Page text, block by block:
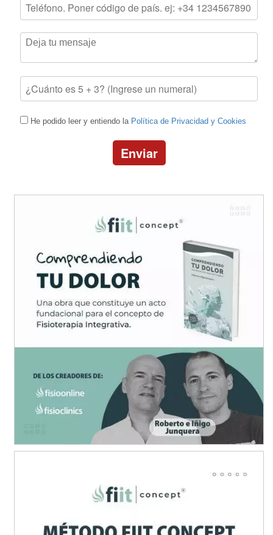
He podido leer y entiendo la Política de Privacidad y Cookies
Enviar